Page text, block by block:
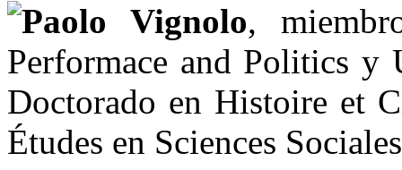
Paolo Vignolo,
Performace and Politics y
Doctorado en Histoire et
Études en Sciences